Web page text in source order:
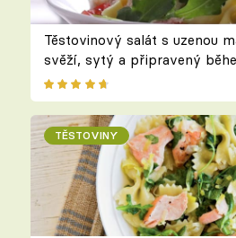
Těstovinový salát s uzenou
svěží, sytý a připravený
TĚSTOVINY